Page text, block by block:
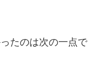
たのは次の一点で